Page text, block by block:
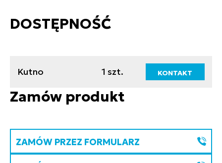
DOSTĘPNOŚĆ
Kutno 1 szt. KONTAKT
Zamów produkt
ZAMÓW PRZEZ FORMULARZ